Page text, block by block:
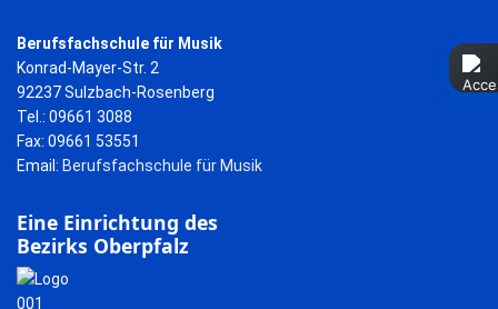
Berufsfachschule für Musik
Konrad-Mayer-Str. 2
92237 Sulzbach-Rosenberg
Tel.: 09661 3088
Fax: 09661 53551
Email: Berufsfachschule für Musik
Eine Einrichtung des
Bezirks Oberpfalz